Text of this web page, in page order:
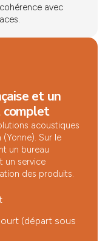
avec
et un
complet
acoustiques
Sur le
un bureau
un service
des produits.
(départ sous